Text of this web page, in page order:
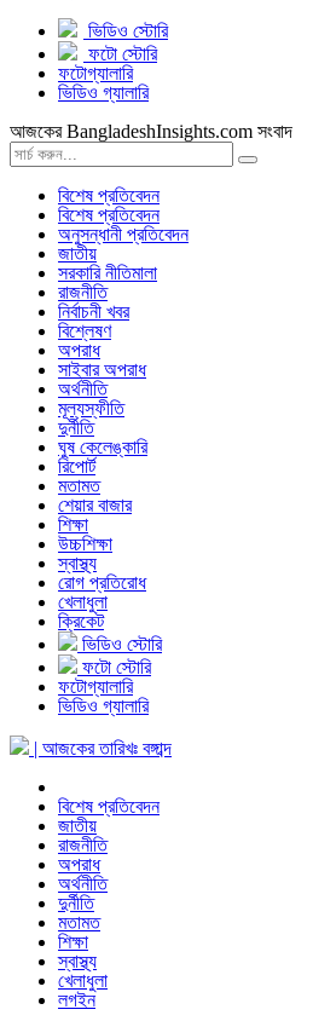
ভিডিও স্টোরি
ফটো স্টোরি
ফটোগ্যালারি
ভিডিও গ্যালারি
আজকের BangladeshInsights.com সংবাদ
বিশেষ প্রতিবেদন
বিশেষ প্রতিবেদন
অনুসন্ধানী প্রতিবেদন
জাতীয়
সরকারি নীতিমালা
রাজনীতি
নির্বাচনী খবর
বিশ্লেষণ
অপরাধ
সাইবার অপরাধ
অর্থনীতি
মূল্যস্ফীতি
দুর্নীতি
ঘুষ কেলেঙ্কারি
রিপোর্ট
মতামত
শেয়ার বাজার
শিক্ষা
উচ্চশিক্ষা
স্বাস্থ্য
রোগ প্রতিরোধ
খেলাধুলা
ক্রিকেট
ভিডিও স্টোরি
ফটো স্টোরি
ফটোগ্যালারি
ভিডিও গ্যালারি
| আজকের তারিখঃ বঙ্গাব্দ
বিশেষ প্রতিবেদন
জাতীয়
রাজনীতি
অপরাধ
অর্থনীতি
দুর্নীতি
মতামত
শিক্ষা
স্বাস্থ্য
খেলাধুলা
লগইন